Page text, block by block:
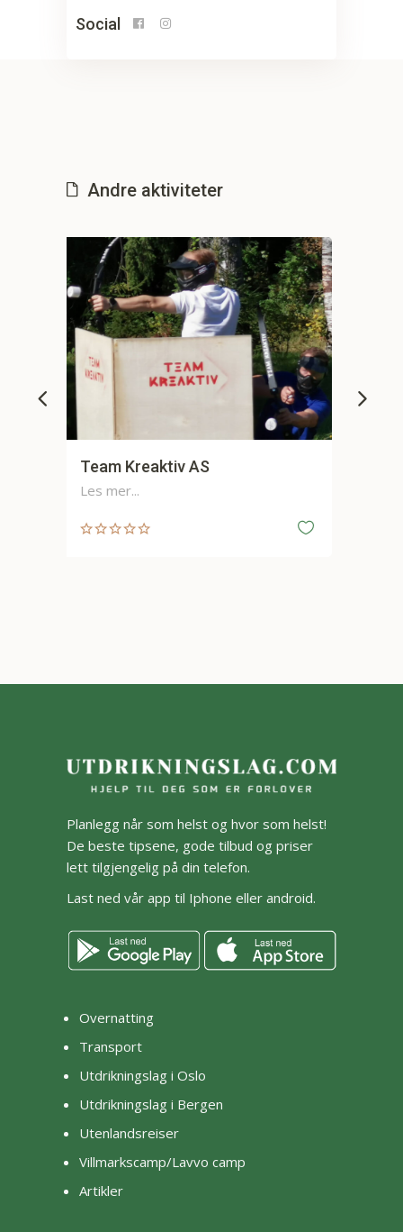
Social
Andre aktiviteter
Transport
Karaoke taxi Norge
Les mer...
Planlegg når som helst og hvor som helst!
De beste tipsene, gode tilbud og priser
lett tilgjengelig på din telefon.
Last ned vår app til Iphone eller android.
Overnatting
Transport
Utdrikningslag i Oslo
Utdrikningslag i Bergen
Utenlandsreiser
Villmarkscamp/Lavvo camp
Artikler